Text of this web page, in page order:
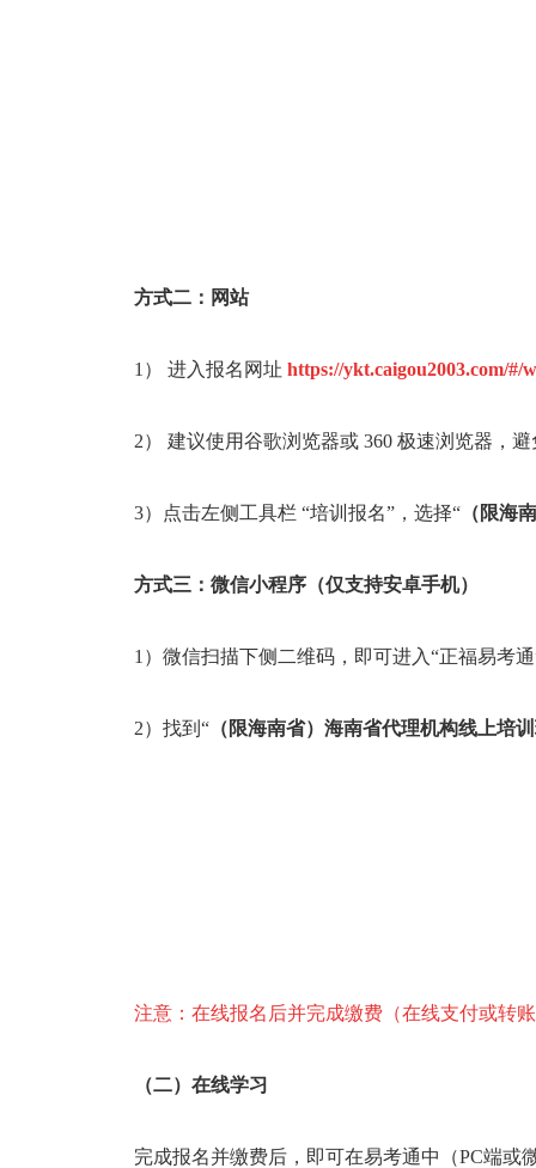
方式二：网站
1） 进入报名网址 https://ykt.caigou2003.com/#/
2） 建议使用谷歌浏览器或 360 极速浏览器，
3）点击左侧工具栏 “培训报名”，选择“ （限海
方式三：微信小程序（仅支持安卓手机）
1）微信扫描下侧二维码，即可进入“正福易考
2）找到“ （限海南省）海南省代理机构线上培
注意：在线报名后并完成缴费（在线支付或转
（二）在线学习
完成报名并缴费后，即可在易考通中（PC端或